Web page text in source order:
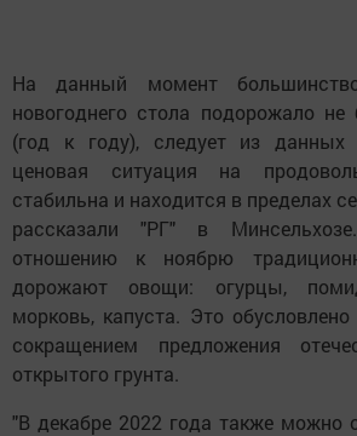
На данный момент
новогоднего стола подорожало
(год к году), следует из данных
ценовая ситуация на
стабильна и находится в пределах
рассказали "РГ" в
отношению к ноябрю
дорожают овощи: огурцы,
морковь, капуста. Это
сокращением предложения
открытого грунта.
"В декабре 2022 года также можно